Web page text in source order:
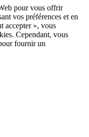
pour vous offrir
vos préférences et en
accepter », vous
Cependant, vous
fournir un